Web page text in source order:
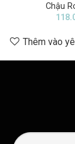
Chậu
Thêm vào